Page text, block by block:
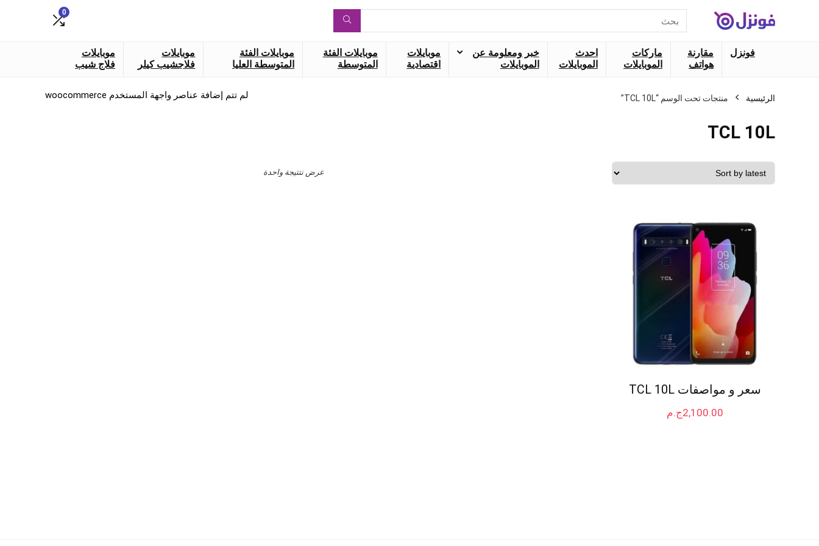
عن:
0
فونزل
مقارنة
هواتف
ماركات
الموبايلات
احدث
الموبايلات
خبر ومعلومة عن
الموبايلات
موبايلات
اقتصادية
موبايلات الفئة
المتوسطة
موبايلات الفئة
المتوسطة العليا
موبايلات
فلاجشيب كيلر
موبايلات
فلاج شيب
الرئيسية منتجات تحت الوسم “TCL 10L”
TCL 10L
عرض نتتيجة واحدة
سعر و مواصفات TCL 10L
ج.م2,100.00
لم تتم إضافة عناصر واجهة المستخدم woocommerce